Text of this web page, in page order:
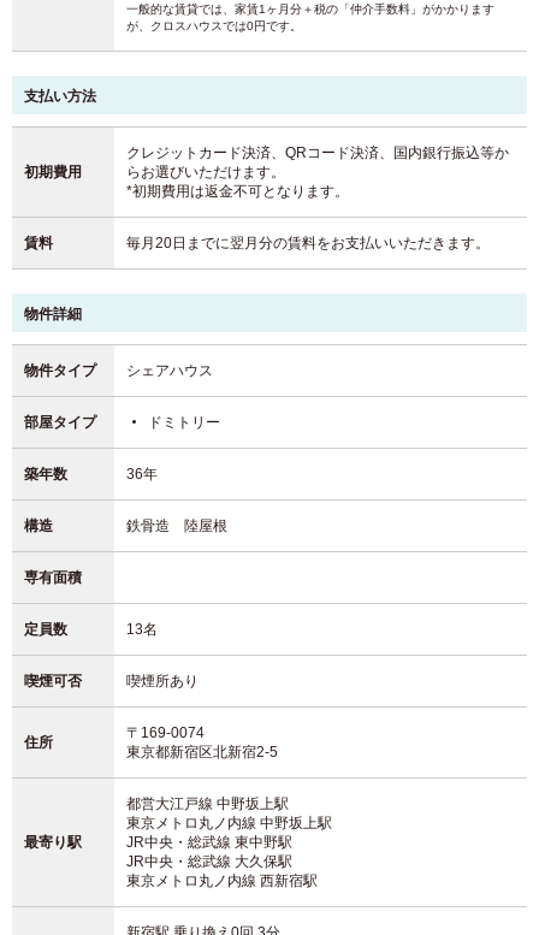
一般的な賃貸では、家賃1ヶ月分＋税の「仲介手数料」がかかります
が、クロスハウスでは0円です。
支払い方法
初期費用
クレジットカード決済、QRコード決済、国内銀行振込等か
らお選びいただけます。
*初期費用は返金不可となります。
賃料 毎月20日までに翌月分の賃料をお支払いいただきます。
物件詳細
物件タイプ シェアハウス
部屋タイプ ドミトリー
築年数 36年
構造 鉄骨造 陸屋根
専有面積
定員数 13名
喫煙可否 喫煙所あり
住所
〒169-0074
東京都新宿区北新宿2-5
最寄り駅
都営大江戸線 中野坂上駅
東京メトロ丸ノ内線 中野坂上駅
JR中央・総武線 東中野駅
JR中央・総武線 大久保駅
東京メトロ丸ノ内線 西新宿駅